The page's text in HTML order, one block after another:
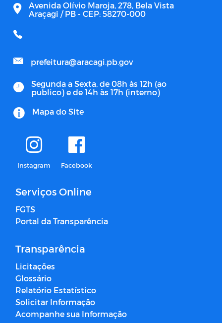
Avenida Olívio Maroja, 278, Bela Vista
Araçagi / PB - CEP: 58270-000
prefeitura@aracagi.pb.gov
Segunda a Sexta, de 08h às 12h (ao
publico) e de 14h às 17h (interno)
Mapa do Site
Instagram Facebook
Serviços Online
FGTS
Portal da Transparência
Transparência
Licitações
Glossário
Relatório Estatístico
Solicitar Informação
Acompanhe sua Informação